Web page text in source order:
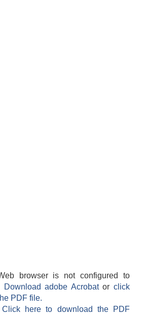
browser is not configured to
Download adobe Acrobatorclick
PDF file.
Click here to download the PDF